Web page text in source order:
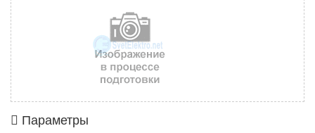
Параметры